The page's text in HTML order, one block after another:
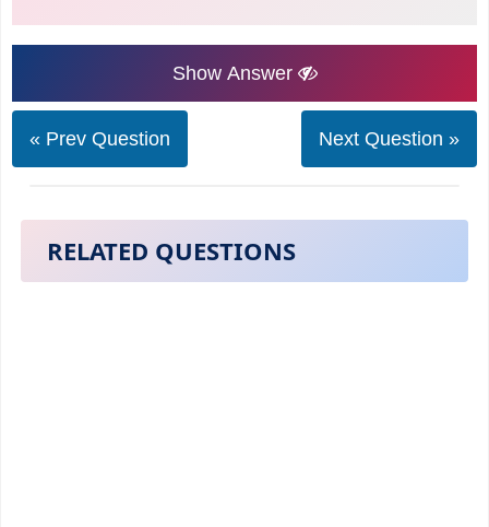
Show Answer
« Prev Question Next Question »
RELATED QUESTIONS